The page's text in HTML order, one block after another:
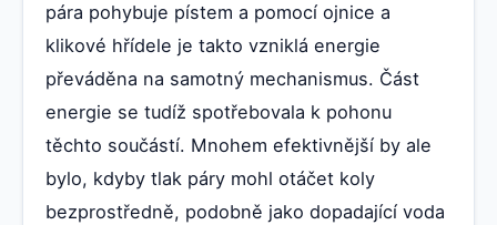
pára pohybuje pístem a pomocí ojnice a
klikové hřídele je takto vzniklá energie
převáděna na samotný mechanismus. Část
energie se tudíž spotřebovala k pohonu
těchto součástí. Mnohem efektivnější by ale
bylo, kdyby tlak páry mohl otáčet koly
bezprostředně, podobně jako dopadající voda